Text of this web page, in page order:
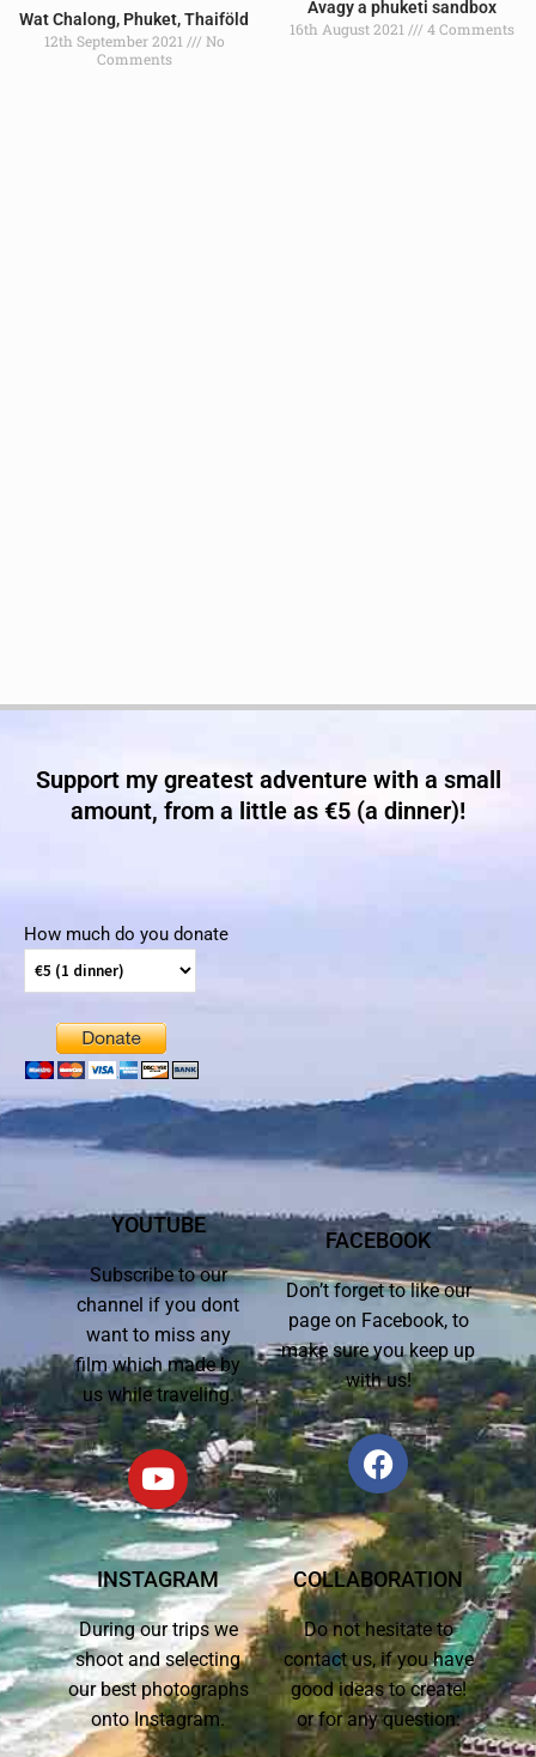
Wat Chalong, Phuket, Thaiföld
12th September 2021
No
Comments
Avagy a phuketi sandbox
16th August 2021
4 Comments
Support my greatest adventure with a small
amount, from a little as €5 (a dinner)!
How much do you donate
YOUTUBE
Subscribe to our
channel if you dont
want to miss any
film which made by
us while traveling.
FACEBOOK
Don’t forget to like our
page on Facebook, to
make sure you keep up
with us!
INSTAGRAM
During our trips we
shoot and selecting
our best photographs
onto Instagram.
COLLABORATION
Do not hesitate to
contact us, if you have
good ideas to create!
or for any question: